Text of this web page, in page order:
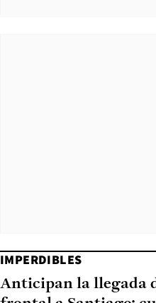
IMPERDIBLES
Anticipan la llegada